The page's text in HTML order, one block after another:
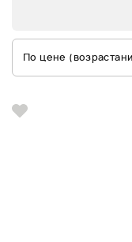
По цене